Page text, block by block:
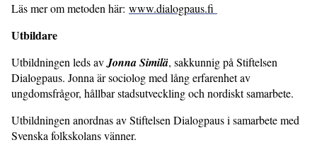
Läs mer om metoden här: www.dialogpaus.fi
Utbildare
Utbildningen leds avJonna Similä, sakkunnig på Stiftelsen
Dialogpaus. Jonna är sociolog med lång erfarenhet av
ungdomsfrågor, hållbar stadsutveckling och nordiskt samarbete.
Utbildningen anordnas av Stiftelsen Dialogpaus i samarbete med
Svenska folkskolans vänner.